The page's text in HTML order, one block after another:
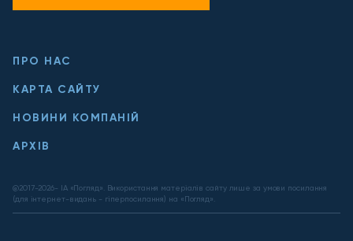
ПРО НАС
КАРТА САЙТУ
НОВИНИ КОМПАНІЙ
АРХІВ
@2017-2026- ІА «Погляд». Використання матеріалів сайту лише за умови посилання
(для інтернет-видань - гіперпосилання) на «Погляд».